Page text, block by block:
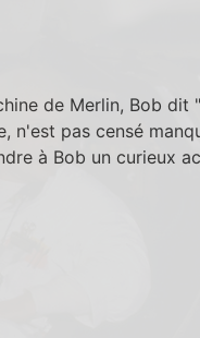
de Merlin, Bob dit
n'est pas censé
à Bob un curieux